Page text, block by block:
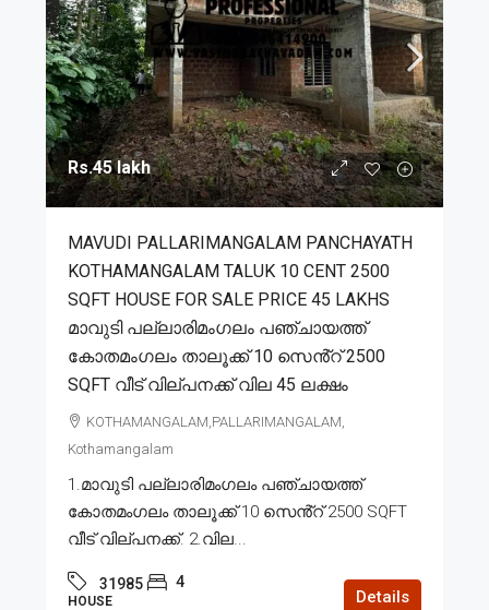
Rs.45 lakh
MAVUDI PALLARIMANGALAM PANCHAYATH
KOTHAMANGALAM TALUK 10 CENT 2500
SQFT HOUSE FOR SALE PRICE 45 LAKHS
മാവുടി പല്ലാരിമംഗലം പഞ്ചായത്ത്
കോതമംഗലം താലൂക്ക് 10 സെൻ്റ് 2500
SQFT വീട് വില്പനക്ക് വില 45 ലക്ഷം
KOTHAMANGALAM,PALLARIMANGALAM,
Kothamangalam
1.മാവുടി പല്ലാരിമംഗലം പഞ്ചായത്ത്
കോതമംഗലം താലൂക്ക് 10 സെൻ്റ് 2500 SQFT
വീട് വില്പനക്ക്. 2.വില...
31985 4
HOUSE Details